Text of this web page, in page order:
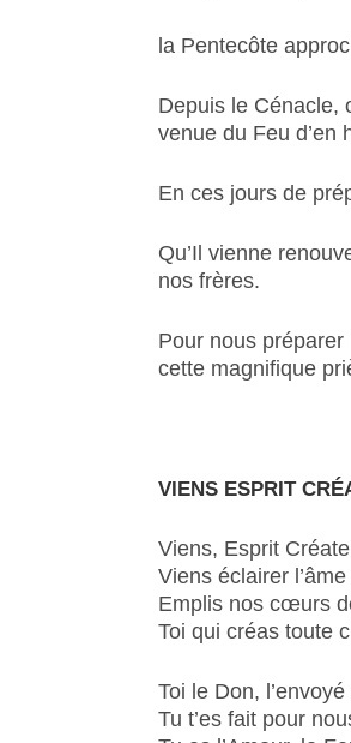
la Pentecôte
Depuis le Cénacle,
venue du Feu d’en
En ces jours de
Qu’Il vienne
nos frères.
Pour nous
cette magnifique
VIENS ESPRIT
Viens, Esprit
Viens éclairer
Emplis nos cœurs
Toi qui créas toute
Toi le Don,
Tu t’es fait pour